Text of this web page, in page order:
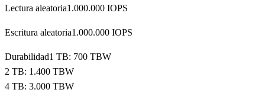
Lectura aleatoria1.000.000 IOPS
Escritura aleatoria1.000.000 IOPS
Durabilidad1 TB: 700 TBW
2 TB: 1.400 TBW
4 TB: 3.000 TBW